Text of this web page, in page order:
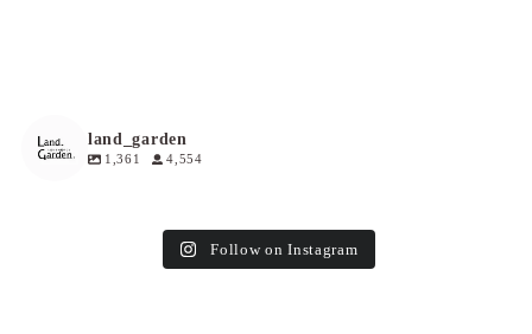
land_garden
1,361 4,554
Follow on Instagram